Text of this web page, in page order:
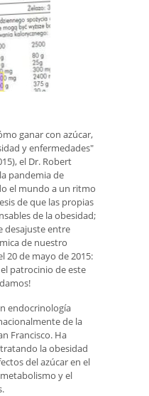
ganar con azúcar,
y enfermedades"
el Dr. Robert
pandemia de
el mundo a un ritmo
de que las propias
de la obesidad;
desajuste entre
de nuestro
20 de mayo de 2015:
patrocinio de este
endocrinología
de la
Francisco. Ha
la obesidad
del azúcar en el
y el